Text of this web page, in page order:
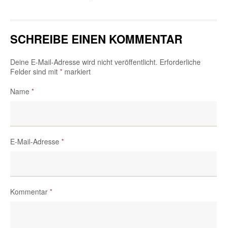
SCHREIBE EINEN KOMMENTAR
Deine E-Mail-Adresse wird nicht veröffentlicht. Erforderliche
Felder sind mit * markiert
Name *
E-Mail-Adresse *
Kommentar *